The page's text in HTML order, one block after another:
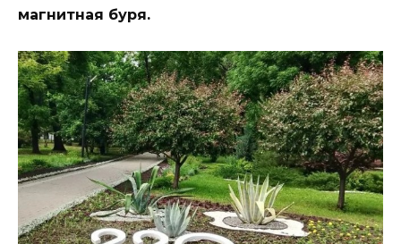
магнитная буря.